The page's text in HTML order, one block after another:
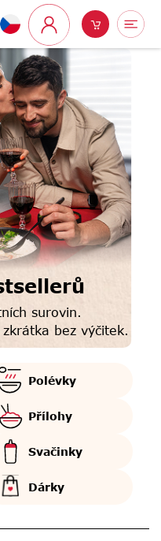
Přihlášení
Nákupní
košík
surovin.
bez výčitek.
Polévky
Přílohy
Svačinky
Dárky